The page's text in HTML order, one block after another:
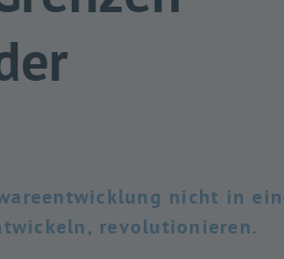
nicht in
revolutionieren.